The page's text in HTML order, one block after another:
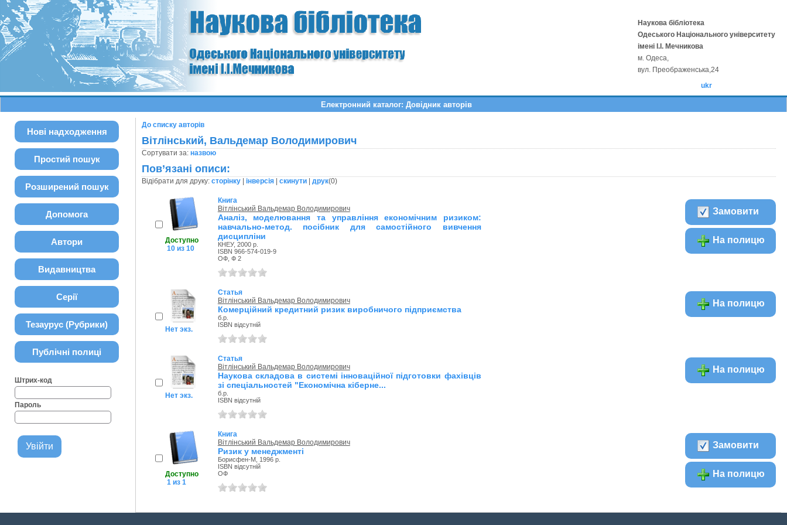
Наукова бібліотека
Одеського Національного університету
імені І.І. Мечникова
м. Одеса,
вул. Преображенська,24
ukr
Електронний каталог: Довідник авторів
Нові надходження
Простий пошук
Розширений пошук
Допомога
Автори
Видавництва
Серії
Тезаурус (Рубрики)
Публічні полиці
Штрих-код
Пароль
До списку авторів
Вітлінський, Вальдемар Володимирович
Сортувати за: назвою
Пов’язані описи:
Відібрати для друку: сторінку| інверсія| скинути| друк(0)
Доступно
10 из 10
Книга
Вітлінський Вальдемар Володимирович
Аналіз, моделювання та управління економічним ризиком:
навчально-метод. посібник для самостійного вивчення
дисципліни
КНЕУ, 2000 р.
ISBN 966-574-019-9
ОФ, Ф 2
Замовити
На полицю
Нет экз.
Статья
Вітлінський Вальдемар Володимирович
Комерційний кредитний ризик виробничого підприємства
б.р.
ISBN відсутній
На полицю
Нет экз.
Статья
Вітлінський Вальдемар Володимирович
Наукова складова в системі інноваційної підготовки фахівців
зі спеціальностей "Економічна кіберне...
б.р.
ISBN відсутній
На полицю
Доступно
1 из 1
Книга
Вітлінський Вальдемар Володимирович
Ризик у менеджменті
Борисфен-М, 1996 р.
ISBN відсутній
ОФ
Замовити
На полицю